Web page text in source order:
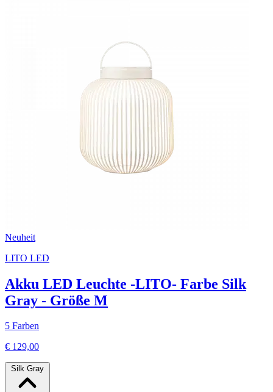
Neuheit
LITO LED
Akku LED Leuchte -LITO- Farbe Silk
Gray - Größe M
5 Farben
€ 129,00
Silk Gray